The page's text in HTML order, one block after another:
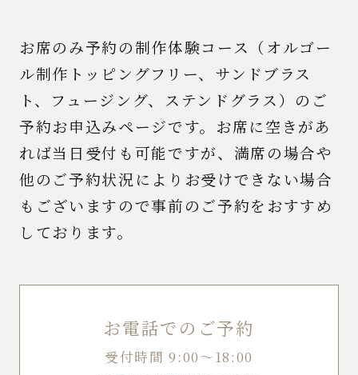
お席のみ予約の制作体験コース（オルゴー
ル制作トッピングフリー、サンドブラス
ト、フュージング、ステンドグラス）のご
予約お申込みページです。お席に空きがあ
れば当日受付も可能ですが、満席の場合や
他のご予約状況によりお受けできない場合
もございますので事前のご予約をおすすめ
しております。
お電話でのご予約
受付時間 9:00～18:00